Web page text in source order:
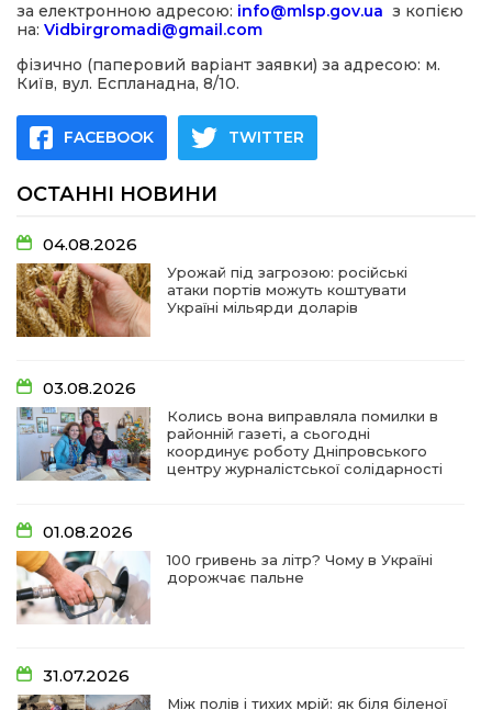
за електронною адресою: info@mlsp.gov.ua з копією
на: Vidbirgromadi@gmail.com
фізично (паперовий варіант заявки) за адресою: м.
Київ, вул. Еспланадна, 8/10.
FACEBOOK TWITTER
ОСТАННІ НОВИНИ
04.08.2026
Урожай під загрозою: російські
атаки портів можуть коштувати
Україні мільярди доларів
03.08.2026
Колись вона виправляла помилки в
районній газеті, а сьогодні
координує роботу Дніпровського
центру журналістської солідарності
01.08.2026
100 гривень за літр? Чому в Україні
дорожчає пальне
31.07.2026
Між полів і тихих мрій: як біля біленої